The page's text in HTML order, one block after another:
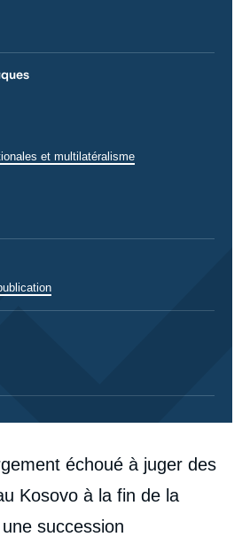
échoué à juger des
Kosovo à la fin de la
succession
et multilatéralisme